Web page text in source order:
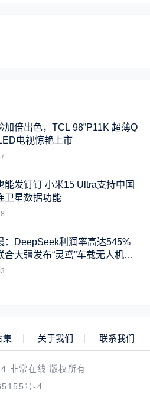
加倍出色，TCL 98”P11K 超薄Q
电视惊艳上市
能发钉钉 小米15 Ultra支持中国
卫星数据功能
：DeepSeek利润率高达545%
合大疆发布“灵鸢”车载无人机系
集 关于我们 联系我们
非常在线 版权所有
号-4